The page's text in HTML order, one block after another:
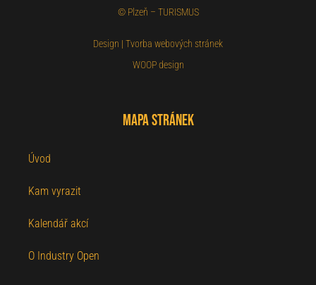
© Plzeň – TURISMUS
Design | Tvorba webových stránek
WOOP design
Mapa stránek
Úvod
Kam vyrazit
Kalendář akcí
O Industry Open